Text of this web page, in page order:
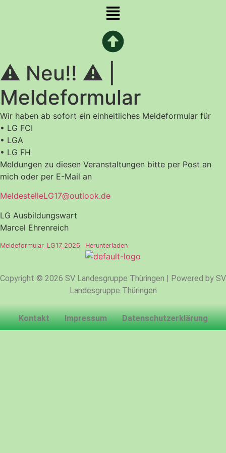
Menü
⚠️ Neu!! ⚠️ |
Meldeformular
Wir haben ab sofort ein einheitliches Meldeformular für
•⁠ ⁠LG FCI
•⁠ ⁠LGA
•⁠ ⁠LG FH
Meldungen zu diesen Veranstaltungen bitte per Post an
mich oder per E-Mail an
MeldestelleLG17@outlook.de
LG Ausbildungswart
Marcel Ehrenreich
Meldeformular_LG17_2026 Herunterladen
Copyright © 2026 SV Landesgruppe Thüringen | Powered by SV
Landesgruppe Thüringen
Kontakt Impressum Datenschutzerklärung